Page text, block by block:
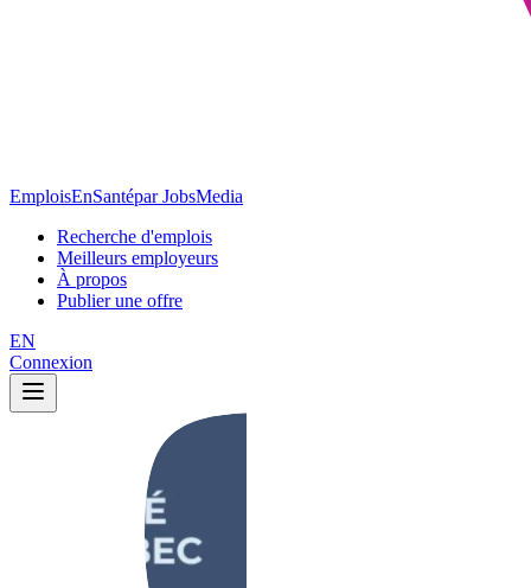
EmploisEnSantépar JobsMedia
Recherche d'emplois
Meilleurs employeurs
À propos
Publier une offre
EN
Connexion